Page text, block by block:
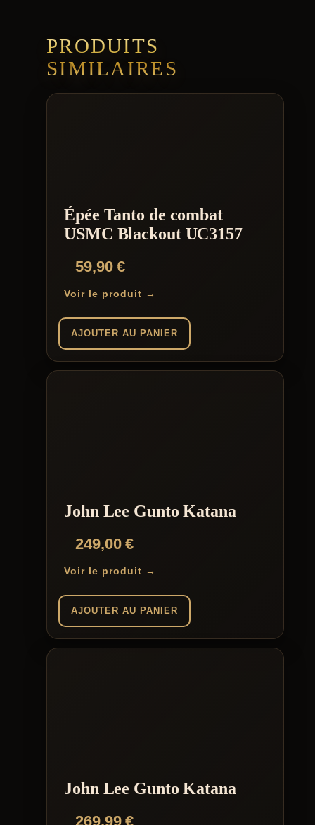
PRODUITS
SIMILAIRES
Épée Tanto de combat
USMC Blackout UC3157
59,90€
Voir le produit →
AJOUTER AU PANIER
John Lee Gunto Katana
249,00€
Voir le produit →
AJOUTER AU PANIER
John Lee Gunto Katana
269,99€